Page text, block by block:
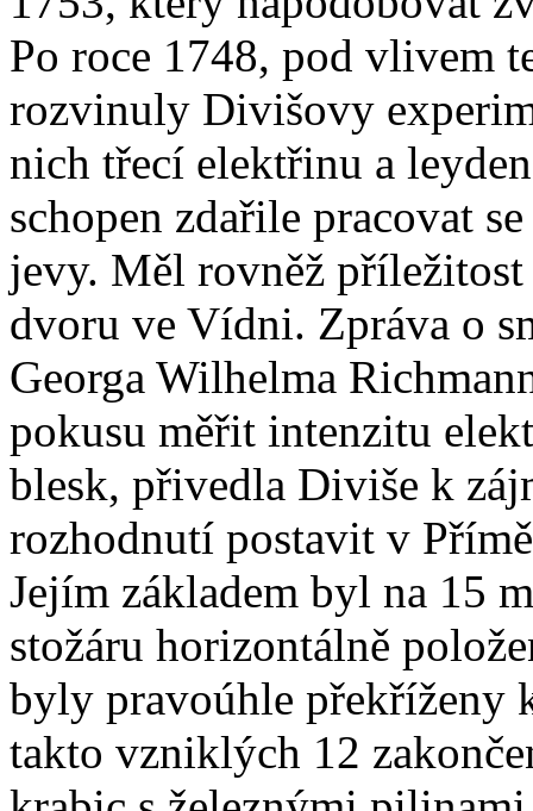
Po roce 1748, pod vlivem
rozvinuly Divišovy
nich třecí elektřinu a
schopen zdařile pracovat
jevy. Měl rovněž
dvoru ve Vídni. Zpráva o
Georga Wilhelma
pokusu měřit intenzitu
blesk, přivedla Diviše k
rozhodnutí postavit v
Jejím základem byl na 15
stožáru horizontálně
byly pravoúhle překříženy
takto vzniklých 12